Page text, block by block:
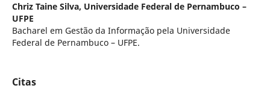
Chriz Taine Silva, Universidade Federal de Pernambuco –
UFPE
Bacharel em Gestão da Informação pela Universidade
Federal de Pernambuco – UFPE.
Citas